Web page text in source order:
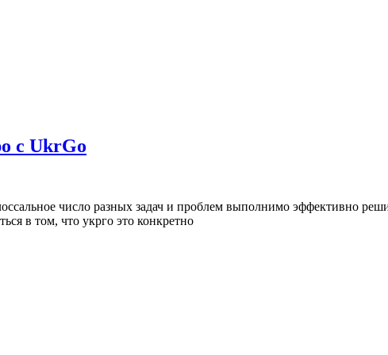
с UkrGo
число разных задач и проблем выполнимо эффективно
в том, что укрго это конкретно